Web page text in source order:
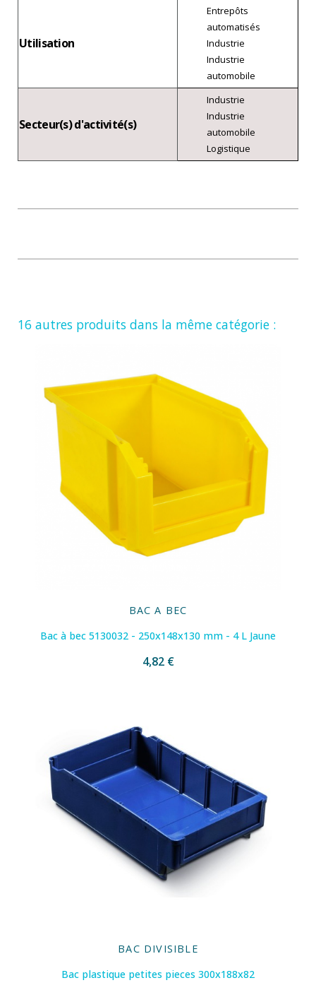
Utilisation
Entrepôts
automatisés
Industrie
Industrie
automobile
Secteur(s) d'activité(s)
Industrie
Industrie
automobile
Logistique
16 autres produits dans la même catégorie :
BAC A BEC
Bac à bec 5130032 - 250x148x130 mm - 4 L Jaune
4,82 €
BAC DIVISIBLE
Bac plastique petites pieces 300x188x82